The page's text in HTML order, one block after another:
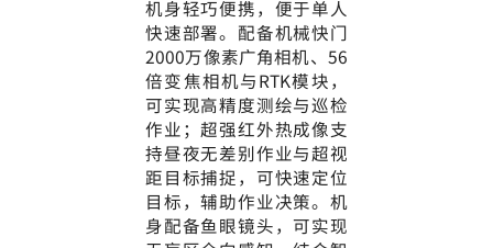
机身轻巧便携，便于单人
快速部署。配备机械快门
2000万像素广角相机、56
倍变焦相机与RTK模块，
可实现高精度测绘与巡检
作业；超强红外热成像支
持昼夜无差别作业与超视
距目标捕捉，可快速定位
目标，辅助作业决策。机
身配备鱼眼镜头，可实现